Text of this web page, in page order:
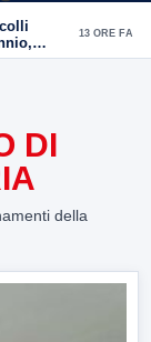
13 ORE FA
DI
della